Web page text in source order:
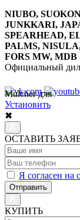
NIUBO,
JUNKKARI,
SPEARHEAD,
PALMS,
FORS MW, MDB
Официальный
8 800 7777 152
Mulcher для
Установить
✖
ОСТАВИТЬ
Я согласен на
Отправить
КУПИТЬ